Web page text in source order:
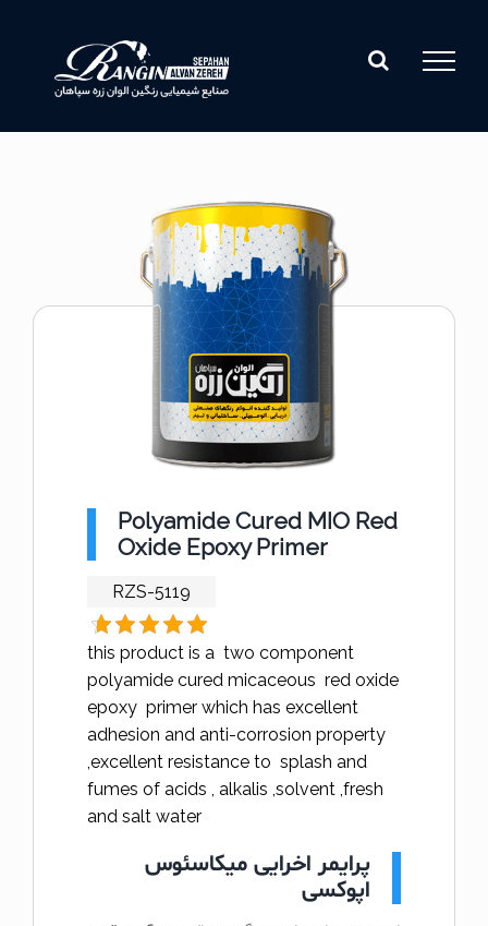
content
Polyamide Cured MIO Red
Oxide Epoxy Primer
RZS-5119
this product is a two component
polyamide cured micaceous red oxide
epoxy primer which has excellent
adhesion and anti-corrosion property
,excellent resistance to splash and
fumes of acids , alkalis ,solvent ,fresh
and salt water
پرایمر اخرایی میکاسئوس
اپوکسی